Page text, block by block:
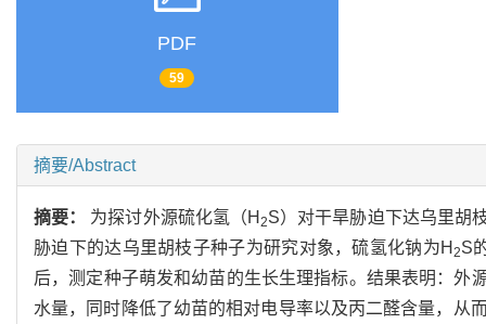
PDF
59
摘要/Abstract
摘要： 为探讨外源硫化氢（H2S）对干旱胁迫下达乌里胡
胁迫下的达乌里胡枝子种子为研究对象，硫氢化钠为H 2S
后，测定种子萌发和幼苗的生长生理指标。结果表明：外
水量，同时降低了幼苗的相对电导率以及丙二醛含量，从